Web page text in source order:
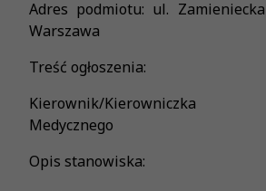
Adres podmiotu: ul.
Warszawa
Treść ogłoszenia:
Kierownik/Kierowniczka
Medycznego
Opis stanowiska: